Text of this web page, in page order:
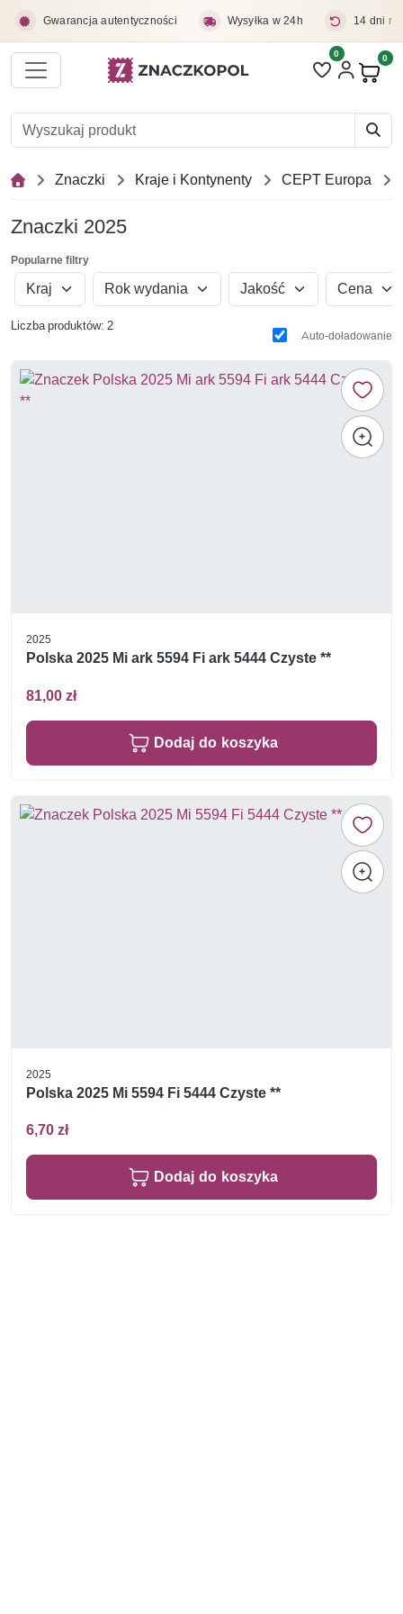
Gwarancja autentyczności Wysyłka w 24h 14 dni
Liczba pozycji
0 0
Znaczki Kraje i Kontynenty CEPT Europa
Znaczki 2025
Popularne filtry
Kraj Rok wydania Jakość Cena
Liczba produktów: 2
Auto-doładowanie
2025
Polska 2025 Mi ark 5594 Fi ark 5444 Czyste **
81,00 zł
Dodaj do koszyka
2025
Polska 2025 Mi 5594 Fi 5444 Czyste **
6,70 zł
Dodaj do koszyka